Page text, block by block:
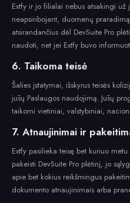
Extfy ir jo filialai nebus atsakingi už
neapsiribojant, duomenų
atsirandančius dėl DevSuite Pro
naudoti, net jei Extfy buvo
6. Taikoma teisė
Šalies įstatymai, išskyrus teisės
jūsų Paslaugos naudojimą. Jūsų
taikomi vietiniai, valstybiniai,
7. Atnaujinimai ir
Extfy pasilieka teisę bet kuriuo
pakeisti DevSuite Pro plėtinį, jo
apie bet kokius reikšmingus
dokumento atnaujinimais arba